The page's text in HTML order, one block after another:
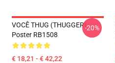
VOCÊ THUG (THUGGER)
Poster RB1508
€ 18,21 - € 42,22
-20%